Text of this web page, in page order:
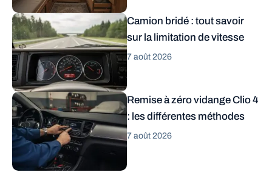
Camion bridé : tout savoir
sur la limitation de vitesse
7 août 2026
Remise à zéro vidange Clio 4
: les différentes méthodes
7 août 2026